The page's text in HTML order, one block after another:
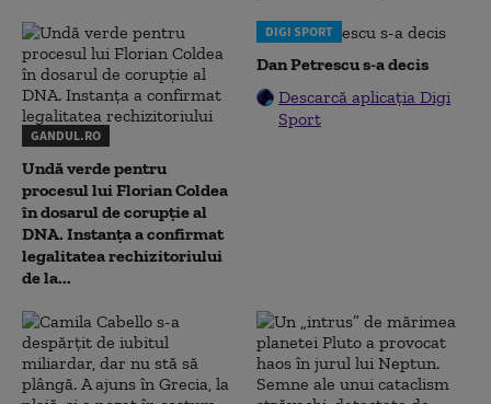
GANDUL.RO
Undă verde pentru
procesul lui Florian Coldea
în dosarul de corupție al
DNA. Instanța a confirmat
legalitatea rechizitoriului
de la...
DIGI SPORT
Dan Petrescu s-a decis
Descarcă aplicația Digi
Sport